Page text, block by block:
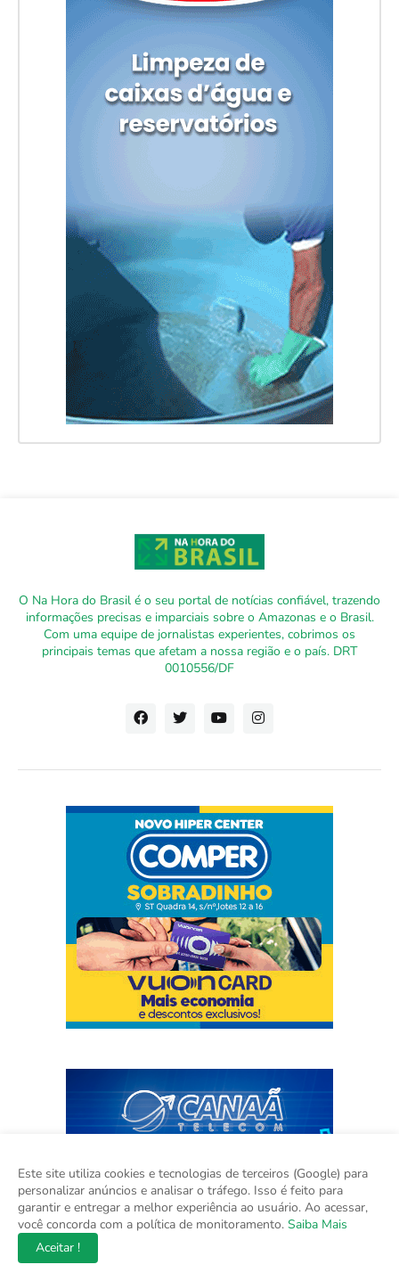
O Na Hora do Brasil é o seu portal de notícias confiável, trazendo
informações precisas e imparciais sobre o Amazonas e o Brasil.
Com uma equipe de jornalistas experientes, cobrimos os
principais temas que afetam a nossa região e o país. DRT
0010556/DF
Este site utiliza cookies e tecnologias de terceiros (Google) para
personalizar anúncios e analisar o tráfego. Isso é feito para
garantir e entregar a melhor experiência ao usuário. Ao acessar,
você concorda com a política de monitoramento. Saiba Mais
Aceitar !